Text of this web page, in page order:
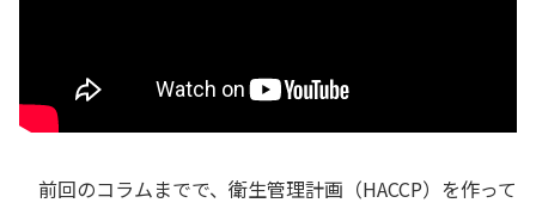
前回のコラムまでで、衛生管理計画（HACCP）を作って